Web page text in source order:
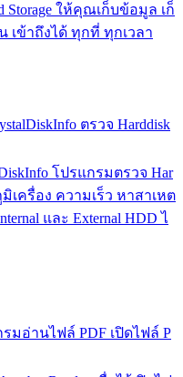
Storage ให้คุณเก็บข้อมูล เก็
เข้าถึงได้ ทุกที่ ทุกเวลา
ตรวจ Harddisk
โปรแกรมตรวจ Har
ครื่อง ความเร็ว หาสาเหต
และ External HDD ไ
รมอ่านไฟล์ PDF เปิดไฟล์ P